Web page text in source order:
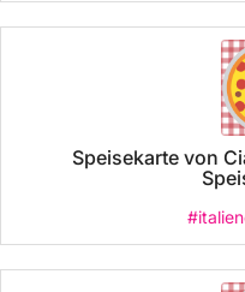
Speisekarte von